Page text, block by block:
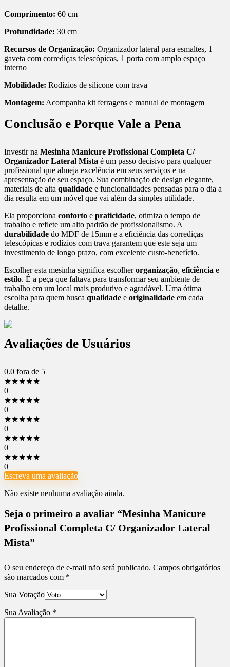
Comprimento: 60 cm
Profundidade: 30 cm
Recursos de Organização: Organizador lateral para esmaltes, 1
gaveta com corrediças telescópicas, 1 porta com amplo espaço
interno
Mobilidade: Rodízios de silicone com trava
Montagem: Acompanha kit ferragens e manual de montagem
Conclusão e Porque Vale a Pena
Investir na Mesinha Manicure Profissional Completa C/
Organizador Lateral Mista é um passo decisivo para qualquer
profissional que almeja excelência em seus serviços e na
apresentação de seu espaço. Sua combinação de design elegante,
materiais de alta qualidade e funcionalidades pensadas para o dia a
dia resulta em um móvel que vai além da simples utilidade.
Ela proporciona conforto e praticidade, otimiza o tempo de
trabalho e reflete um alto padrão de profissionalismo. A
durabilidade do MDF de 15mm e a eficiência das corrediças
telescópicas e rodízios com trava garantem que este seja um
investimento de longo prazo, com excelente custo-benefício.
Escolher esta mesinha significa escolherorganização, eficiência e
estilo. É a peça que faltava para transformar seu ambiente de
trabalho em um local mais produtivo e agradável. Uma ótima
escolha para quem busca qualidade e originalidade em cada
detalhe.
Avaliações de Usuários
0.0 fora de 5
★★★★★
0
★★★★★
0
★★★★★
0
★★★★★
0
★★★★★
0
Escreva uma avaliação
Não existe nenhuma avaliação ainda.
Seja o primeiro a avaliar “Mesinha Manicure
Profissional Completa C/ Organizador Lateral
Mista”
O seu endereço de e-mail não será publicado. Campos obrigatórios
são marcados com *
Sua Votação
Sua Avaliação *